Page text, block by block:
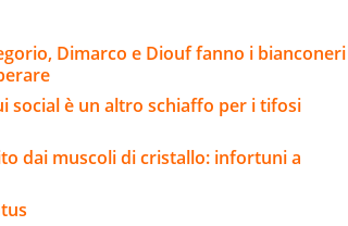
Dimarco e Diouf fanno i bianconeri
social è un altro schiaffo per i tifosi
dai muscoli di cristallo: infortuni a